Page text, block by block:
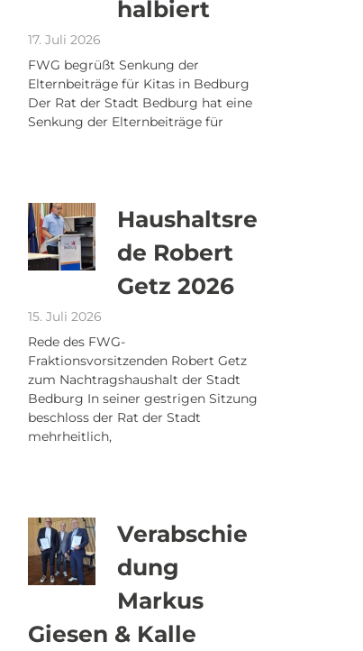
halbiert
17. Juli 2026
FWG begrüßt Senkung der
Elternbeiträge für Kitas in Bedburg
Der Rat der Stadt Bedburg hat eine
Senkung der Elternbeiträge für
Haushaltsre
de Robert
Getz 2026
15. Juli 2026
Rede des FWG-
Fraktionsvorsitzenden Robert Getz
zum Nachtragshaushalt der Stadt
Bedburg In seiner gestrigen Sitzung
beschloss der Rat der Stadt
mehrheitlich,
Verabschie
dung
Markus
Giesen & Kalle